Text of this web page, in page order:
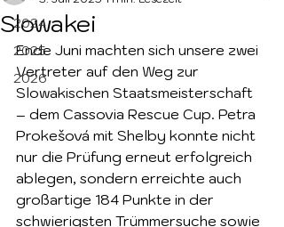
2024
2025
2026
Slowakei
Ende Juni machten sich unsere zwei
Vertreter auf den Weg zur
Slowakischen Staatsmeisterschaft
– dem Cassovia Rescue Cup. Petra
Prokešová mit Shelby konnte nicht
nur die Prüfung erneut erfolgreich
ablegen, sondern erreichte auch
großartige 184 Punkte in der
schwierigsten Trümmersuche sowie